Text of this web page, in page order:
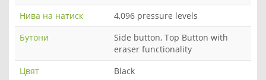
Нива на натиск
4,096 pressure levels
Бутони
Side button, Top Button with
eraser functionality
Цвят
Black